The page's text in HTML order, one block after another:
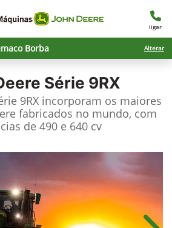
ligar
Borba Alterar
Série 9RX
9RX incorporam os maiores
fabricados no mundo, com
de 490 e 640 cv